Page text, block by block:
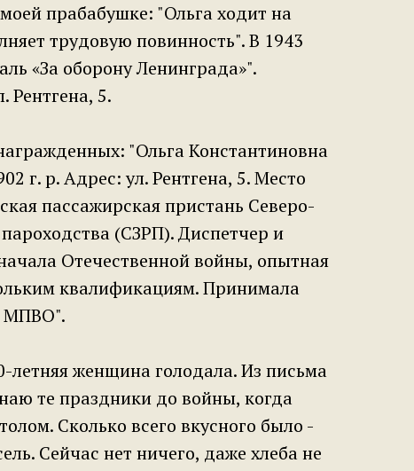
прабабушке: "Ольга ходит на
трудовую повинность". В 1943
«За оборону Ленинграда»".
Рентгена, 5.
"Ольга Константиновна
г. р. Адрес: ул. Рентгена, 5. Место
пассажирская пристань Северо-
(СЗРП). Диспетчер и
Отечественной войны, опытная
квалификациям. Принимала
МПВО".
летняя женщина голодала. Из письма
те праздники до войны, когда
Сколько всего вкусного было -
Сейчас нет ничего, даже хлеба не